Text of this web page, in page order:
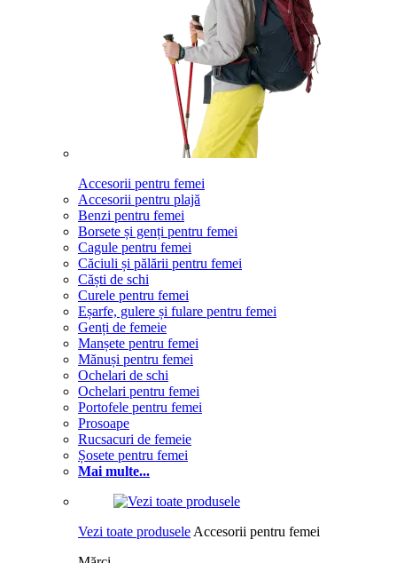
Accesorii pentru femei
Accesorii pentru plajă
Benzi pentru femei
Borsete și genți pentru femei
Cagule pentru femei
Căciuli și pălării pentru femei
Căști de schi
Curele pentru femei
Eșarfe, gulere și fulare pentru femei
Genți de femeie
Manșete pentru femei
Mănuși pentru femei
Ochelari de schi
Ochelari pentru femei
Portofele pentru femei
Prosoape
Rucsacuri de femeie
Șosete pentru femei
Mai multe...
Vezi toate produsele Accesorii pentru femei